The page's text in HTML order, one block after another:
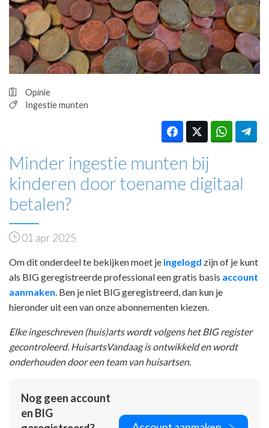
PRAKTIJKZAKEN
TARIEVEN
VPHUISARTSEN
MEDISCHE VAKHANDEL
REGISTRATIE
Opinie
Ingestie munten
Minder ingestie munten bij
kinderen door toename digitaal
betalen?
01 apr 2025
Om dit onderdeel te bekijken moet je ingelogd zijn of je kunt
als BIG geregistreerde professional een gratis basis account
aanmaken . Ben je niet BIG geregistreerd, dan kun je
hieronder uit een van onze abonnementen kiezen.
Elke ingeschreven (huis)arts wordt volgens het BIG register
gecontroleerd. HuisartsVandaag is ontwikkeld en wordt
onderhouden door een team van huisartsen.
Nog geen account
en BIG